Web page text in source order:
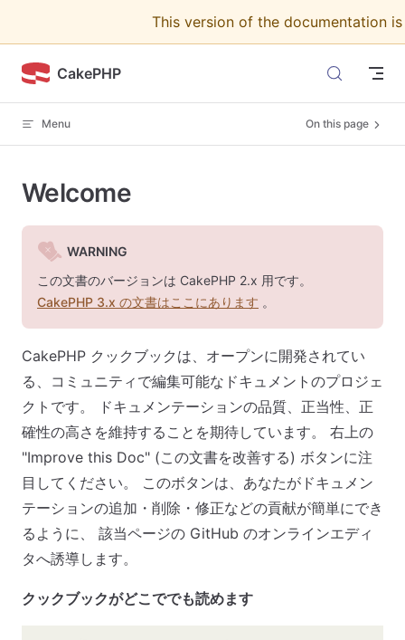
This version of the documentation
CakePHP
Menu On this page
Welcome
WARNING
この文書のバージョンは CakePHP 2.x 用です。
CakePHP 3.x の文書はここにあります 。
CakePHP クックブックは、オープンに開発されてい
る、コミュニティで編集可能なドキュメントのプロジェ
クトです。 ドキュメンテーションの品質、正当性、正
確性の高さを維持することを期待しています。 右上の
"Improve this Doc" (この文書を改善する) ボタンに注
目してください。 このボタンは、あなたがドキュメン
テーションの追加・削除・修正などの貢献が簡単にでき
るように、 該当ページの GitHub のオンラインエディ
タへ誘導します。
クックブックがどこででも読めます